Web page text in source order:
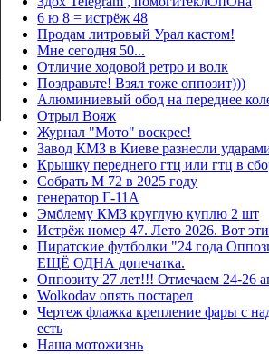
6 ю 8 = истрёж 48
Продам литровый Урал кастом!
Мне сегодня 50...
Отличие ходовой ретро и волк
Поздравьте! Взял тоже оппозит)))
Алюминиевый обод на переднее
Отрыл Вояж
Журнал "Мото" воскрес!
Завод КМЗ в Киеве разнесли
Крышку переднего гтц или гтц в
Собрать М 72 в 2025 году
генератор Г-11А
Эмблему КМЗ круглую куплю 2 шт
Истрёж номер 47. Лето 2026. Вот
Пиратские футболки "24 года
ЕЩЁ ОДНА допечатка.
Оппозиту 27 лет!!! Отмечаем 24-26
Wolkodav опять постарел
Чертеж флажка крепление фары с
есть
Наша мотожизнь